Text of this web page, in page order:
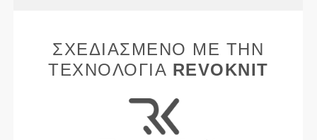
ΣΧΕΔΙΑΣΜΈΝΟ ΜΕ ΤΗΝ
ΤΕΧΝΟΛΟΓΊΑ REVOKNIT